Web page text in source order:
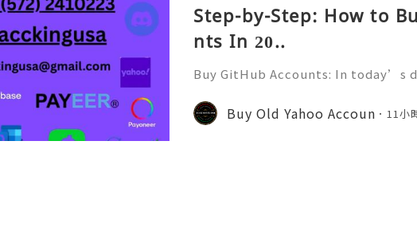
Step-by-Step: How to
nts In 20..
Buy GitHub Accounts: In today’s
n ever. GitHub has become one
forms for developers, compa
Buy Old Yahoo Accoun 11小